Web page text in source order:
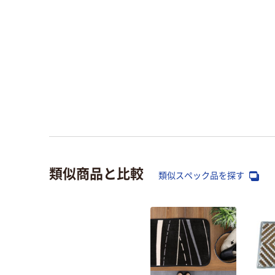
類似商品と比較 類似スペック品を探す